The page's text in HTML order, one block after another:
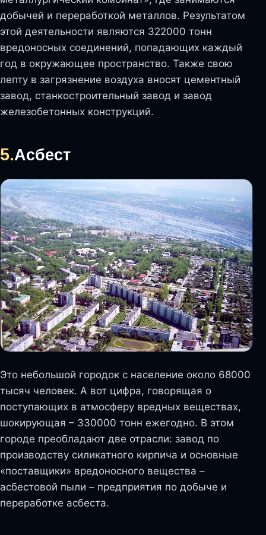
добычей и переработкой металлов. Результатом
этой деятельности являются 322000 тонн
вредоносных соединений, попадающих каждый
год в окружающее пространство. Также свою
лепту в загрязнение воздуха вносят цементный
завод, станкостроительный завод и завод
железобетонных конструкций.
5.Асбест
Это небольшой городок с население около 68000
тысяч человек. А вот цифра, говорящая о
поступающих в атмосферу вредных веществах,
шокирующая – 330000 тонн ежегодно. В этом
городе преобладают две отрасли: завод по
производству силикатного кирпича и основные
«поставщики» вредоносного вещества –
асбестовой пыли – предприятия по добыче и
переработке асбеста.